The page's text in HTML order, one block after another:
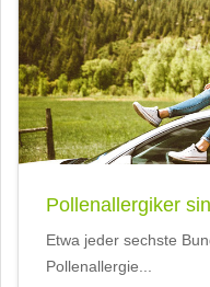
Pollenallergiker
Etwa jeder sechste
Pollenallergie...